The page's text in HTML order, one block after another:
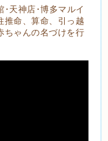
･天神店･博多マルイ
推命、算命、引っ越
ちゃんの名づけを行